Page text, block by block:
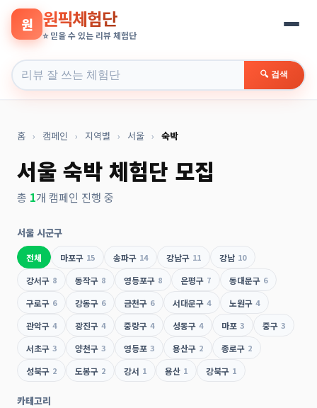
원 원픽체험단
⭐ 믿을 수 있는 리뷰 체험단
🔍 검색
홈 › 캠페인 › 지역별 › 서울 › 숙박
서울 숙박 체험단 모집
총 1개 캠페인 진행 중
서울 시군구
전체 마포구 15 송파구 14 강남구 11 강남 10
강서구 8 동작구 8 영등포구 8 은평구 7 동대문구 6
구로구 6 강동구 6 금천구 6 서대문구 4 노원구 4
관악구 4 광진구 4 중랑구 4 성동구 4 마포 3 중구 3
서초구 3 양천구 3 영등포 3 용산구 2 종로구 2
성북구 2 도봉구 2 강서 1 용산 1 강북구 1
카테고리